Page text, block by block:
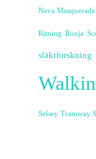
Neva Masquerade
Ritning Ronja
släktforskning
Selsey Tramway